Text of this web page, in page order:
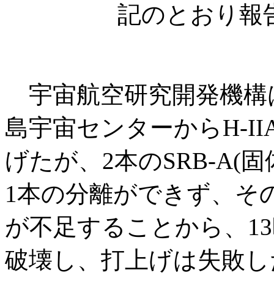
記のとおり報
宇宙航空研究開発機構
島宇宙センターからH-
げたが、2本のSRB-A(
1本の分離ができず、そ
が不足することから、
破壊し、打上げは失敗